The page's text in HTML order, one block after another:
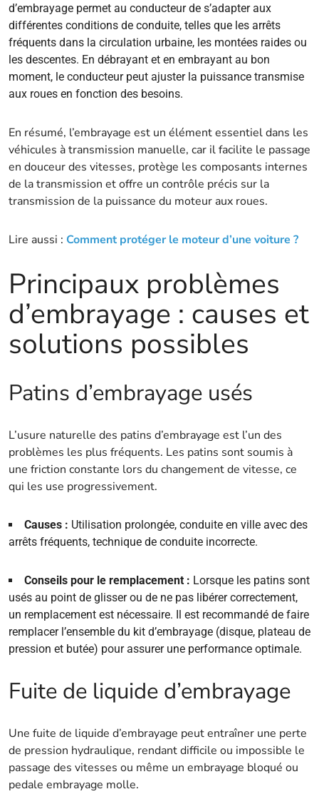
d’embrayage permet au conducteur de s’adapter aux
différentes conditions de conduite, telles que les arrêts
fréquents dans la circulation urbaine, les montées raides ou
les descentes. En débrayant et en embrayant au bon
moment, le conducteur peut ajuster la puissance transmise
aux roues en fonction des besoins.
En résumé, l’embrayage est un élément essentiel dans les
véhicules à transmission manuelle, car il facilite le passage
en douceur des vitesses, protège les composants internes
de la transmission et offre un contrôle précis sur la
transmission de la puissance du moteur aux roues.
Lire aussi : Comment protéger le moteur d’une voiture ?
Principaux problèmes
d’embrayage : causes et
solutions possibles
Patins d’embrayage usés
L’usure naturelle des patins d’embrayage est l’un des
problèmes les plus fréquents. Les patins sont soumis à
une friction constante lors du changement de vitesse, ce
qui les use progressivement.
Causes : Utilisation prolongée, conduite en ville avec des
arrêts fréquents, technique de conduite incorrecte.
Conseils pour le remplacement : Lorsque les patins sont
usés au point de glisser ou de ne pas libérer correctement,
un remplacement est nécessaire. Il est recommandé de faire
remplacer l’ensemble du kit d’embrayage (disque, plateau de
pression et butée) pour assurer une performance optimale.
Fuite de liquide d’embrayage
Une fuite de liquide d’embrayage peut entraîner une perte
de pression hydraulique, rendant difficile ou impossible le
passage des vitesses ou même un embrayage bloqué ou
pedale embrayage molle.